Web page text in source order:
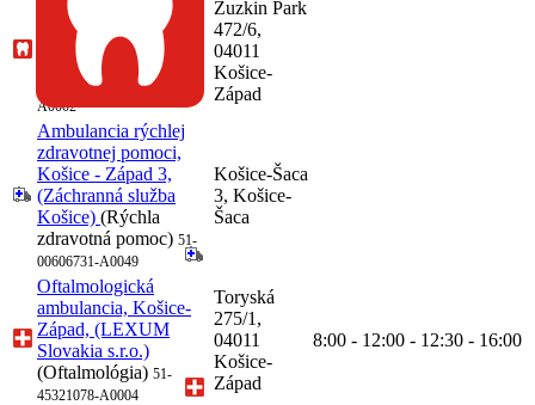
lekárstva, Košice-
Západ, (Dental One,
s.r.o.)
(Zubné
lekárstvo)
68-48035491-
A0002
Zuzkin Park
472/6,
04011
Košice-
Západ
Ambulancia rýchlej
zdravotnej pomoci,
Košice - Západ 3,
(Záchranná služba
Košice) (Rýchla
zdravotná pomoc) 51-
00606731-A0049
Košice-Šaca
3, Košice-
Šaca
Oftalmologická
ambulancia, Košice-
Západ, (LEXUM
Slovakia s.r.o.)
(Oftalmológia) 51-
45321078-A0004
Toryská
275/1,
04011
Košice-
Západ
8:00 - 12:00 - 12:30 - 16:00